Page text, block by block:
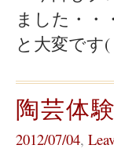
ました・
と大変です
陶芸体
2012/07/04,